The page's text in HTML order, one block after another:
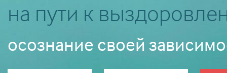
на пути к
осознание своей